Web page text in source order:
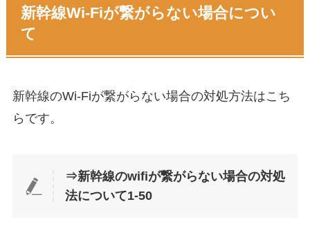
新幹線Wi-Fiが繋がらない場合につい
て
新幹線のWi-Fiが繋がらない場合の対処方法はこち
らです。
⇒新幹線のwifiが繋がらない場合の対処
法について1-50